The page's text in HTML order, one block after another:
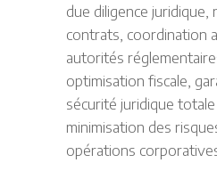
due diligence juridique,
contrats, coordination
autorités
optimisation fiscale,
sécurité juridique
minimisation des
opérations